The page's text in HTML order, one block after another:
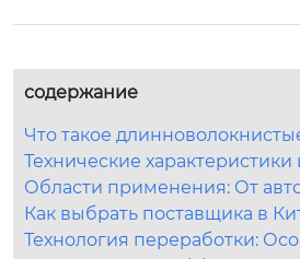
содержание
Что такое
Технические
Области применения: От
Как выбрать поставщика в
Технология переработки: